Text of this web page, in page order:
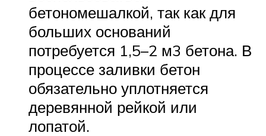
бетономешалкой, так как для
больших оснований
потребуется 1,5–2 м3 бетона. В
процессе заливки бетон
обязательно уплотняется
деревянной рейкой или
лопатой.